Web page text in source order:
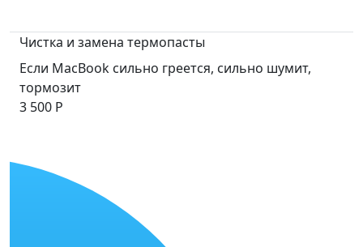
Чистка и замена термопасты
Если MacBook сильно греется, сильно шумит,
тормозит
3 500 Р